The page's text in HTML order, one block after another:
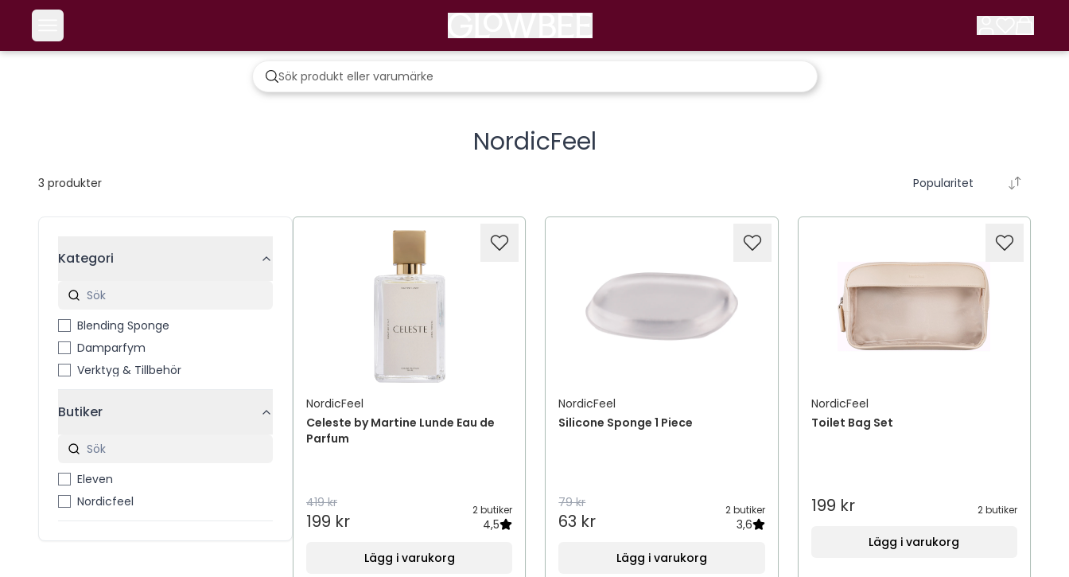
NordicFeel
3 produkter Popularitet
Kategori
Blending Sponge
Damparfym
Verktyg & Tillbehör
Butiker
Eleven
Nordicfeel
NordicFeel
Celeste by Martine Lunde Eau de
Parfum
419 kr
199 kr
2 butiker
4,5
Lägg i varukorg
NordicFeel
Silicone Sponge 1 Piece
79 kr
63 kr
2 butiker
3,6
Lägg i varukorg
NordicFeel
Toilet Bag Set
199 kr 2 butiker
Lägg i varukorg